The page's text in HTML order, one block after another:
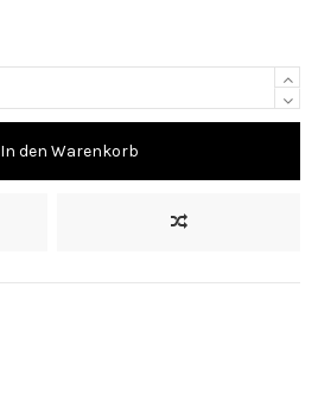
In den Warenkorb